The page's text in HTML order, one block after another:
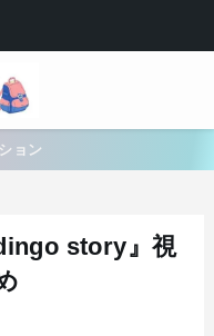
ョン
story』視